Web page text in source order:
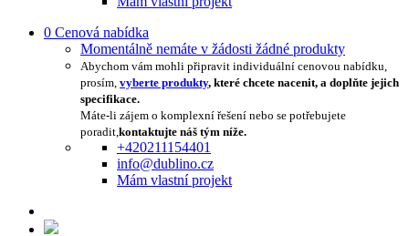
0 Cenová nabídka
Momentálně nemáte v žádosti žádné produkty
Abychom vám mohli připravit individuální cenovou nabídku,
prosím, vyberte produkty, které chcete nacenit, a doplňte jejich
specifikace.
Máte-li zájem o komplexní řešení nebo se potřebujete
poradit,kontaktujte náš tým níže.
+420211154401
info@dublino.cz
Mám vlastní projekt